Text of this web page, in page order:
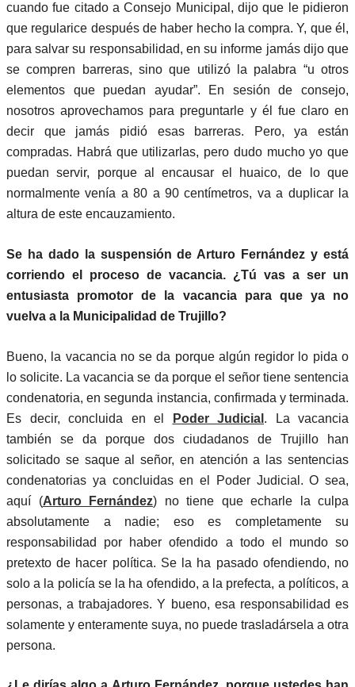
cuando fue citado a Consejo Municipal, dijo que le pidieron
que regularice después de haber hecho la compra. Y, que él,
para salvar su responsabilidad, en su informe jamás dijo que
se compren barreras, sino que utilizó la palabra “u otros
elementos que puedan ayudar”. En sesión de consejo,
nosotros aprovechamos para preguntarle y él fue claro en
decir que jamás pidió esas barreras. Pero, ya están
compradas. Habrá que utilizarlas, pero dudo mucho yo que
puedan servir, porque al encausar el huaico, de lo que
normalmente venía a 80 a 90 centímetros, va a duplicar la
altura de este encauzamiento.
Se ha dado la suspensión de Arturo Fernández y está
corriendo el proceso de vacancia. ¿Tú vas a ser un
entusiasta promotor de la vacancia para que ya no
vuelva a la Municipalidad de Trujillo?
Bueno, la vacancia no se da porque algún regidor lo pida o
lo solicite. La vacancia se da porque el señor tiene sentencia
condenatoria, en segunda instancia, confirmada y terminada.
Es decir, concluida en el
Poder Judicial . La vacancia
también se da porque dos ciudadanos de Trujillo han
solicitado se saque al señor, en atención a las sentencias
condenatorias ya concluidas en el Poder Judicial. O sea,
aquí (Arturo Fernández) no tiene que echarle la culpa
absolutamente a nadie; eso es completamente su
responsabilidad por haber ofendido a todo el mundo so
pretexto de hacer política. Se la ha pasado ofendiendo, no
solo a la policía se la ha ofendido, a la prefecta, a políticos, a
personas, a trabajadores. Y bueno, esa responsabilidad es
solamente y enteramente suya, no puede trasladársela a otra
persona.